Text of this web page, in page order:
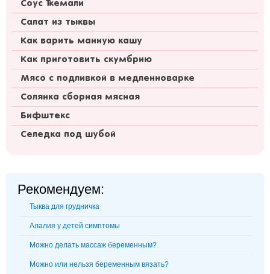
Соус Ткемали
Салат из тыквы
Как варить манную кашу
Как приготовить скумбрию
Мясо с подливкой в медленноварке
Солянка сборная мясная
Бифштекс
Селедка под шубой
Рекомендуем:
Тыква для грудничка
Алалия у детей симптомы
Можно делать массаж беременным?
Можно или нельзя беременным вязать?